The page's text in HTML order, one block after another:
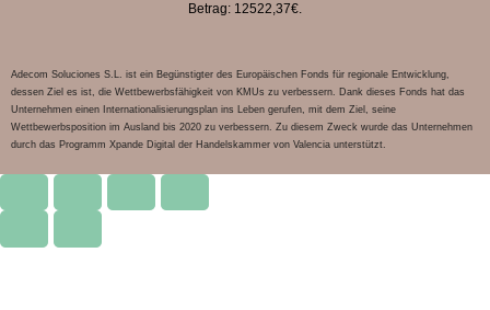
Betrag: 12522,37€.
Adecom Soluciones S.L. ist ein Begünstigter des Europäischen Fonds für regionale Entwicklung,
dessen Ziel es ist, die Wettbewerbsfähigkeit von KMUs zu verbessern. Dank dieses Fonds hat das
Unternehmen einen Internationalisierungsplan ins Leben gerufen, mit dem Ziel, seine
Wettbewerbsposition im Ausland bis 2020 zu verbessern. Zu diesem Zweck wurde das Unternehmen
durch das Programm Xpande Digital der Handelskammer von Valencia unterstützt.